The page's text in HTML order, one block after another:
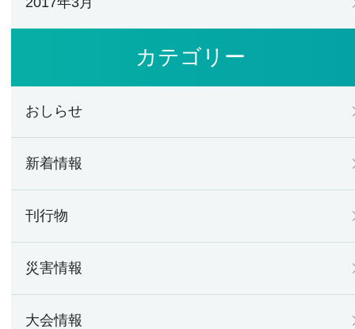
カテゴリー
おしらせ
新着情報
刊行物
災害情報
大会情報